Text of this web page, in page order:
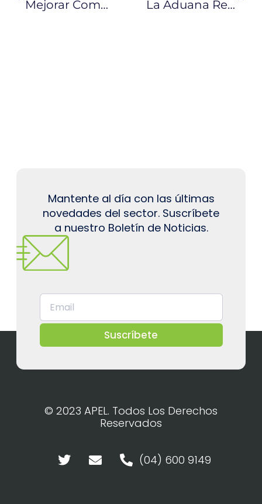
Mejorar Combustible Se Pide Para Evolución Automotriz En Ecuador La Aduana Reduce Tiempo De Trámites Y Fortalece El Control Al Contrabando
Mantente al día con las últimas
novedades del sector. Suscríbete
a nuestro Boletín de Noticias.
Suscríbete
© 2023 APEL. Todos Los Derechos
Reservados
(04) 600 9149